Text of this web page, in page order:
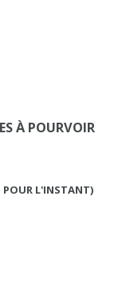
À POURVOIR
POUR L'INSTANT)